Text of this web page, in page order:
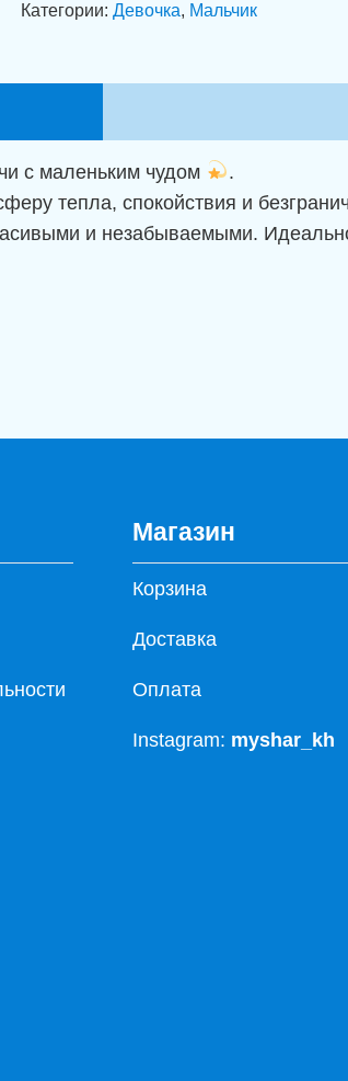
шарами
первой
Категории: Девочка, Мальчик
с маленьким чудом
.
тепла, спокойствия и
и незабываемыми.
Магазин
Корзина
Доставка
Оплата
Instagram: myshar_kh